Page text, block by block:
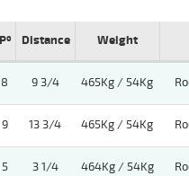
Pº Distance Weight
8 9 3/4 465Kg / 54Kg
9 13 3/4 465Kg / 54Kg
5 3 1/4 464Kg / 54Kg